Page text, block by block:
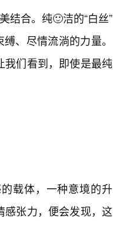
结合。纯🙂洁的“白丝”
、尽情流淌的力量。
我们看到，即使是最纯
载体，一种意境的升
张力，便会发现，这